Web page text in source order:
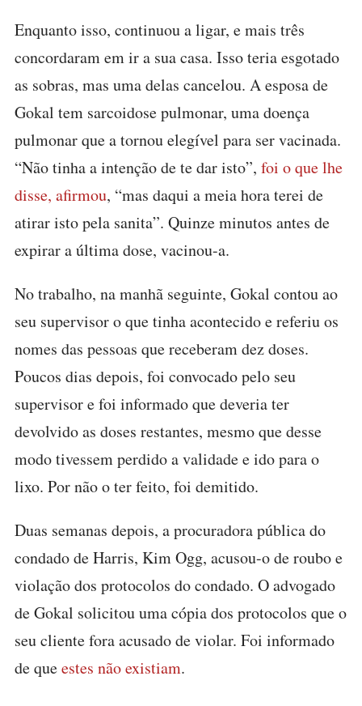
Enquanto isso, continuou a ligar, e mais três
concordaram em ir a sua casa. Isso teria esgotado
as sobras, mas uma delas cancelou. A esposa de
Gokal tem sarcoidose pulmonar, uma doença
pulmonar que a tornou elegível para ser vacinada.
“Não tinha a intenção de te dar isto”, foi o que lhe
disse, afirmou, “mas daqui a meia hora terei de
atirar isto pela sanita”. Quinze minutos antes de
expirar a última dose, vacinou-a.
No trabalho, na manhã seguinte, Gokal contou ao
seu supervisor o que tinha acontecido e referiu os
nomes das pessoas que receberam dez doses.
Poucos dias depois, foi convocado pelo seu
supervisor e foi informado que deveria ter
devolvido as doses restantes, mesmo que desse
modo tivessem perdido a validade e ido para o
lixo. Por não o ter feito, foi demitido.
Duas semanas depois, a procuradora pública do
condado de Harris, Kim Ogg, acusou-o de roubo e
violação dos protocolos do condado. O advogado
de Gokal solicitou uma cópia dos protocolos que o
seu cliente fora acusado de violar. Foi informado
de queestes não existiam.